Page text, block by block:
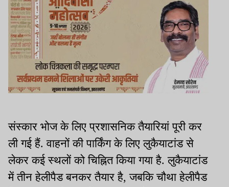
संस्कार भोज के लिए प्रशासनिक तैयारियां पूरी कर
ली गई हैं. वाहनों की पार्किंग के लिए लुकैयाटांड से
लेकर कई स्थलों को चिह्नित किया गया है. लुकैयाटांड
में तीन हेलीपैड बनकर तैयार है, जबकि चौथा हेलीपैड